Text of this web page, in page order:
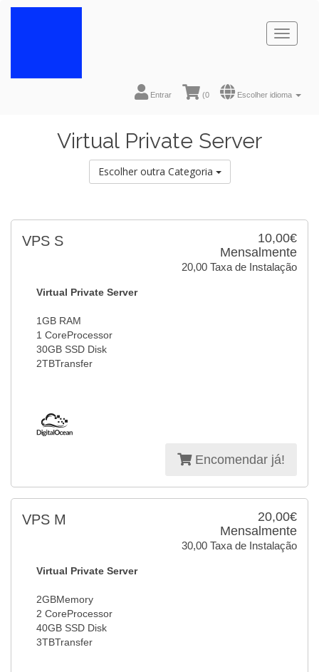
Toggle
Escolher idioma
(0
Entrar
Virtual Private Server
Escolher outra Categoria
10,00€
Mensalmente
20,00 Taxa de Instalação
VPS S
Virtual Private Server
1GB RAM
1 CoreProcessor
30GB SSD Disk
2TBTransfer
Encomendar já!
20,00€
Mensalmente
30,00 Taxa de Instalação
VPS M
Virtual Private Server
2GBMemory
2 CoreProcessor
40GB SSD Disk
3TBTransfer